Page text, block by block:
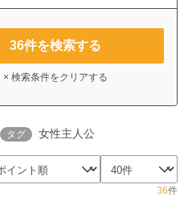
36件を検索する
× 検索条件をクリアする
タグ 女性主人公
36件